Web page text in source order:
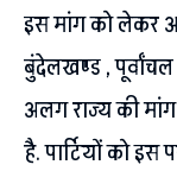
इस मांग को लेकर
बुंदेलखण्ड ,
अलग राज्य की
है. पार्टियों को इस